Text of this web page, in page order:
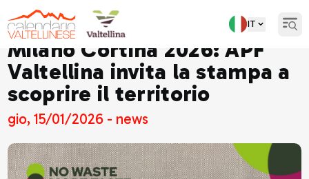
IT
Milano Cortina 2026: APF
Valtellina invita la stampa a
scoprire il territorio
gio, 15/01/2026 - news